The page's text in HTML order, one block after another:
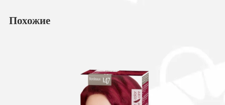
Похожие